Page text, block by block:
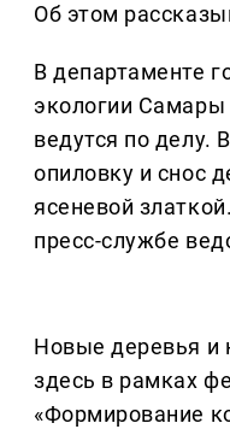
Об этом
В департаменте
экологии Самары
ведутся по делу.
опиловку и снос
ясеневой
пресс-службе
Новые деревья и
здесь в рамках
«Формирование